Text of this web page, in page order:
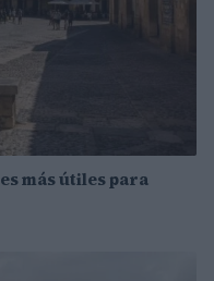
más útiles para